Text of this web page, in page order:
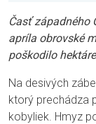
Časť západného
apríla obrovské
poškodilo
Na desivých
ktorý prechádza
kobyliek. Hmyz